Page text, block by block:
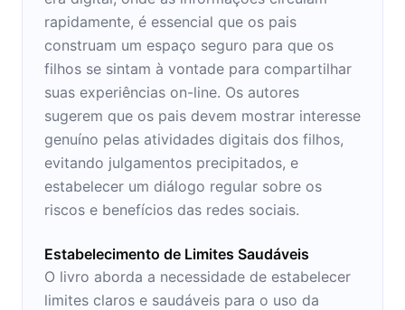
rapidamente, é essencial que os pais
construam um espaço seguro para que os
filhos se sintam à vontade para compartilhar
suas experiências on-line. Os autores
sugerem que os pais devem mostrar interesse
genuíno pelas atividades digitais dos filhos,
evitando julgamentos precipitados, e
estabelecer um diálogo regular sobre os
riscos e benefícios das redes sociais.
Estabelecimento de Limites Saudáveis
O livro aborda a necessidade de estabelecer
limites claros e saudáveis para o uso da